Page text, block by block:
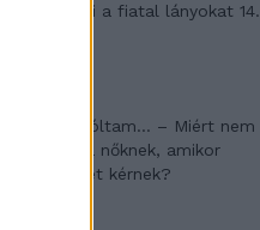
T. szereti a fiatal lányokat 14.
Pedig szóltam… – Miért nem
hiszünk a nőknek, amikor
segítséget kérnek?